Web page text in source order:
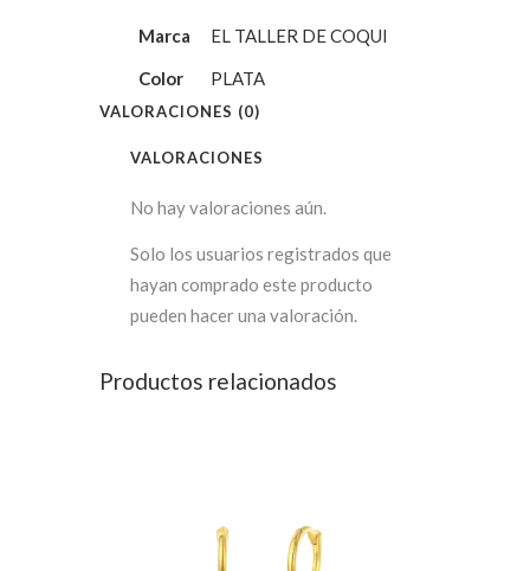
Marca
EL TALLER DE COQUI
Color
PLATA
VALORACIONES (0)
VALORACIONES
No hay valoraciones aún.
Solo los usuarios registrados que
hayan comprado este producto
pueden hacer una valoración.
Productos relacionados